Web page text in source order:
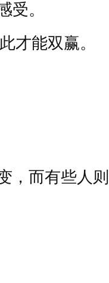
受。
才能双赢。
，而有些人